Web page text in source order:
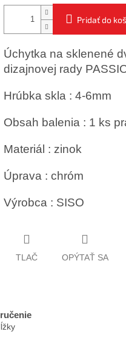
Pridať do
Úchytka na sklenené
dizajnovej rady
Hrúbka skla : 4-6mm
Obsah balenia : 1 ks
Materiál : zinok
Úprava : chróm
Výrobca : SISO
TLAČ OPÝTAŤ SA